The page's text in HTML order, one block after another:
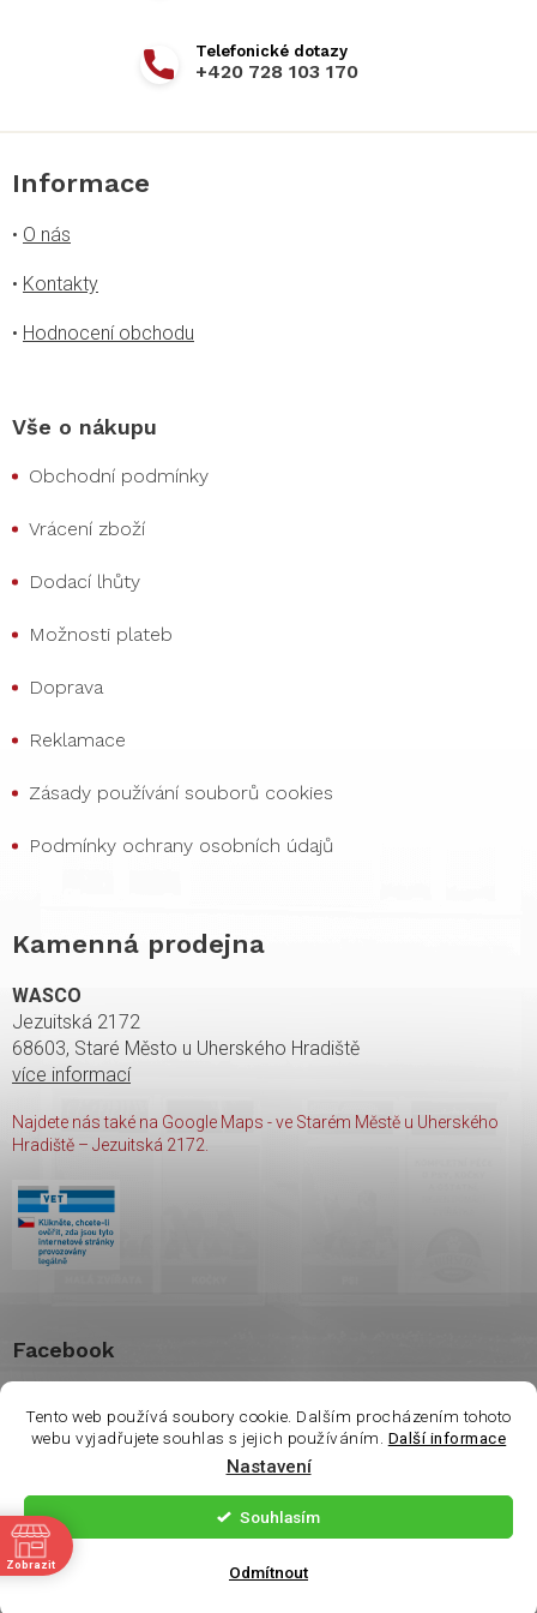
Tento web používá soubory cookie. Dalším procházením tohoto
webu vyjadřujete souhlas s jejich používáním. Další informace
Nastavení
Odmítnout
Souhlasím
+420 728 103 170
Informace
• O nás
• Kontakty
• Hodnocení obchodu
Vše o nákupu
Obchodní podmínky
Vrácení zboží
Dodací lhůty
Možnosti plateb
Doprava
Reklamace
Zásady používání souborů cookies
Podmínky ochrany osobních údajů
Kamenná prodejna
WASCO
Jezuitská 2172
68603, Staré Město u Uherského Hradiště
více informací
Najdete nás také na Google Maps - ve Starém Městě u Uherského
Hradiště – Jezuitská 2172.
Facebook
Vytvořil Shoptet | Nakódoval
Copyright 2026 shop Wasco. Všechna práva vyhrazena.
Zobrazit